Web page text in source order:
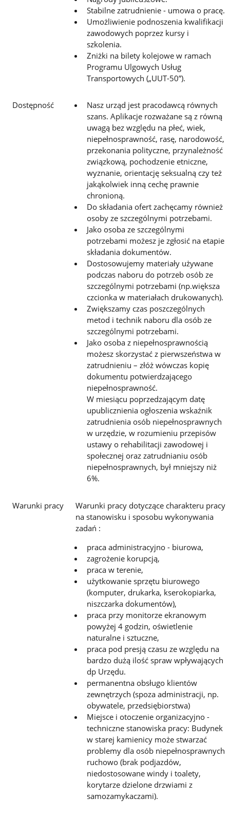
Stabilne zatrudnienie - umowa o pracę.
Umożliwienie podnoszenia kwalifikacji
zawodowych poprzez kursy i
szkolenia.
Zniżki na bilety kolejowe w ramach
Programu Ulgowych Usług
Transportowych („UUT-50”).
Dostępność
Nasz urząd jest pracodawcą równych
szans. Aplikacje rozważane są z równą
uwagą bez względu na płeć, wiek,
niepełnosprawność, rasę, narodowość,
przekonania polityczne, przynależność
związkową, pochodzenie etniczne,
wyznanie, orientację seksualną czy też
jakąkolwiek inną cechę prawnie
chronioną.
Do składania ofert zachęcamy również
osoby ze szczególnymi potrzebami.
Jako osoba ze szczególnymi
potrzebami możesz je zgłosić na etapie
składania dokumentów.
Dostosowujemy materiały używane
podczas naboru do potrzeb osób ze
szczególnymi potrzebami (np.większa
czcionka w materiałach drukowanych).
Zwiększamy czas poszczególnych
metod i technik naboru dla osób ze
szczególnymi potrzebami.
Jako osoba z niepełnosprawnością
możesz skorzystać z pierwszeństwa w
zatrudnieniu – złóż wówczas kopię
dokumentu potwierdzającego
niepełnosprawność.
W miesiącu poprzedzającym datę
upublicznienia ogłoszenia wskaźnik
zatrudnienia osób niepełnosprawnych
w urzędzie, w rozumieniu przepisów
ustawy o rehabilitacji zawodowej i
społecznej oraz zatrudnianiu osób
niepełnosprawnych, był mniejszy niż
6%.
Warunki pracy
Warunki pracy dotyczące charakteru pracy
na stanowisku i sposobu wykonywania
zadań :
praca administracyjno - biurowa,
zagrożenie korupcją,
praca w terenie,
użytkowanie sprzętu biurowego
(komputer, drukarka, kserokopiarka,
niszczarka dokumentów),
praca przy monitorze ekranowym
powyżej 4 godzin, oświetlenie
naturalne i sztuczne,
praca pod presją czasu ze względu na
bardzo dużą ilość spraw wpływających
dp Urzędu.
permanentna obsługo klientów
zewnętrzych (spoza administracji, np.
obywatele, przedsiębiorstwa)
Miejsce i otoczenie organizacyjno -
techniczne stanowiska pracy: Budynek
w starej kamienicy może stwarzać
problemy dla osób niepełnosprawnych
ruchowo (brak podjazdów,
niedostosowane windy i toalety,
korytarze dzielone drzwiami z
samozamykaczami).